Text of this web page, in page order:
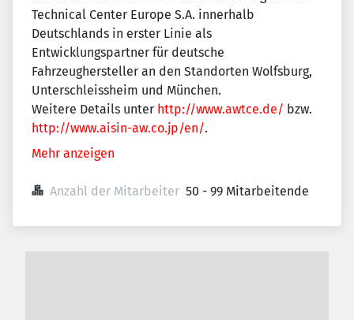
Technical Center Europe S.A. innerhalb
Deutschlands in erster Linie als
Entwicklungspartner für deutsche
Fahrzeughersteller an den Standorten Wolfsburg,
Unterschleissheim und München.
Weitere Details unter http://www.awtce.de/ bzw.
http://www.aisin-aw.co.jp/en/.
Mehr anzeigen
Anzahl der Mitarbeiter 50 - 99 Mitarbeitende